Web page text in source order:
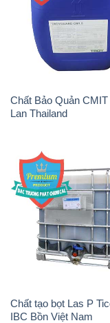
Chất Bảo Quản CMIT
Lan Thailand
Chất tạo bọt Las P
IBC Bồn Việt Nam